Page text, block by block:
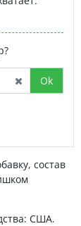
Ok
состав
США.